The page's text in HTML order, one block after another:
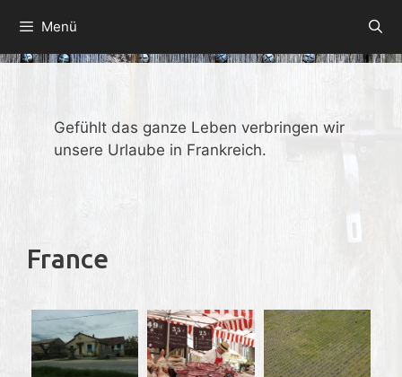
Inhalt
springen
Menü
Gefühlt das ganze Leben verbringen wir
unsere Urlaube in Frankreich.
France